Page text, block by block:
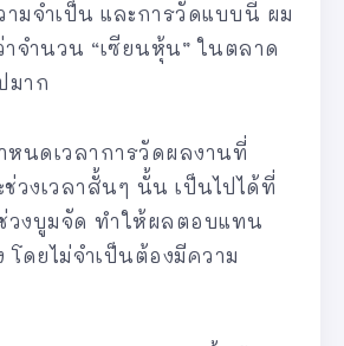
มจำเป็น และการวัดแบบนี้ ผม
าจำนวน “เซียนหุ้น” ในตลาด
มาก
นดเวลาการวัดผลงานที่
ช่วงเวลาสั้นๆ นั้น เป็นไปได้ที่
วงบูมจัด ทำให้ผลตอบแทน
โดยไม่จำเป็นต้องมีความ